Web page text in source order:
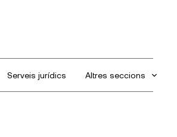
Serveis jurídics Altres seccions